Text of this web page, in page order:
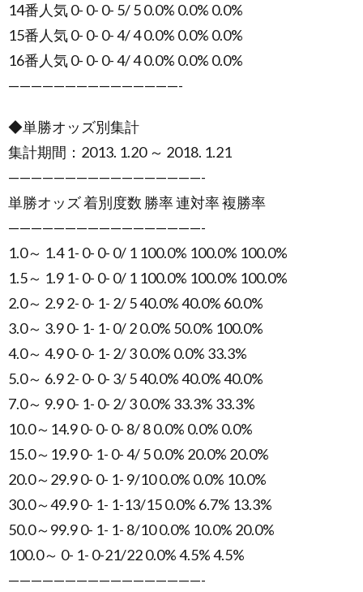
14番人気 0- 0- 0- 5/ 5 0.0% 0.0% 0.0%
15番人気 0- 0- 0- 4/ 4 0.0% 0.0% 0.0%
16番人気 0- 0- 0- 4/ 4 0.0% 0.0% 0.0%
———————————————-
◆単勝オッズ別集計
集計期間：2013. 1.20 ～ 2018. 1.21
—————————————————-
単勝オッズ 着別度数 勝率 連対率 複勝率
—————————————————-
1.0～ 1.4 1- 0- 0- 0/ 1 100.0% 100.0% 100.0%
1.5～ 1.9 1- 0- 0- 0/ 1 100.0% 100.0% 100.0%
2.0～ 2.9 2- 0- 1- 2/ 5 40.0% 40.0% 60.0%
3.0～ 3.9 0- 1- 1- 0/ 2 0.0% 50.0% 100.0%
4.0～ 4.9 0- 0- 1- 2/ 3 0.0% 0.0% 33.3%
5.0～ 6.9 2- 0- 0- 3/ 5 40.0% 40.0% 40.0%
7.0～ 9.9 0- 1- 0- 2/ 3 0.0% 33.3% 33.3%
10.0～14.9 0- 0- 0- 8/ 8 0.0% 0.0% 0.0%
15.0～19.9 0- 1- 0- 4/ 5 0.0% 20.0% 20.0%
20.0～29.9 0- 0- 1- 9/10 0.0% 0.0% 10.0%
30.0～49.9 0- 1- 1-13/15 0.0% 6.7% 13.3%
50.0～99.9 0- 1- 1- 8/10 0.0% 10.0% 20.0%
100.0～ 0- 1- 0-21/22 0.0% 4.5% 4.5%
—————————————————-